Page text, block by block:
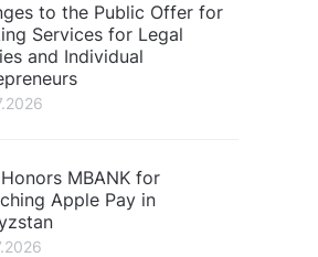
to the Public Offer for
Services for Legal
and Individual
MBANK for
Apple Pay in